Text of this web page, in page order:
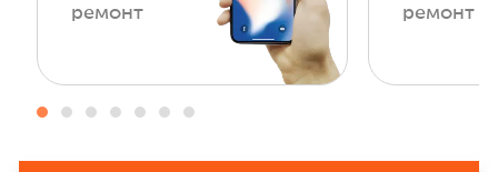
ремонт ремонт